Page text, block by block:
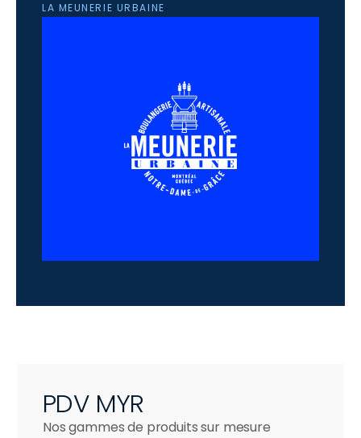
PDV MYR
Nos gammes de produits sur mesure
LA MEUNERIE URBAINE